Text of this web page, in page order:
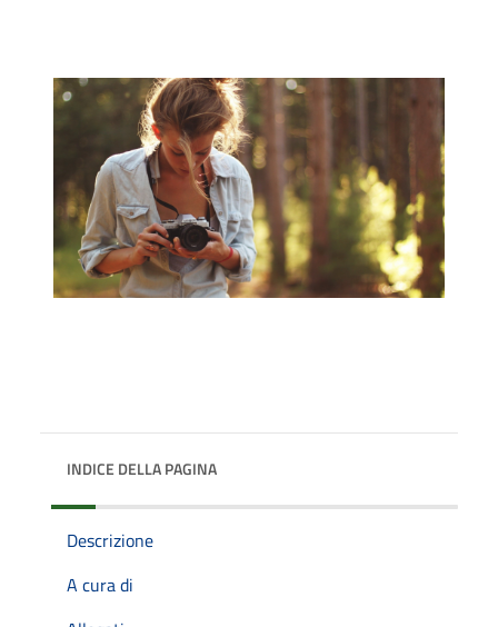
INDICE DELLA PAGINA
Descrizione
A cura di